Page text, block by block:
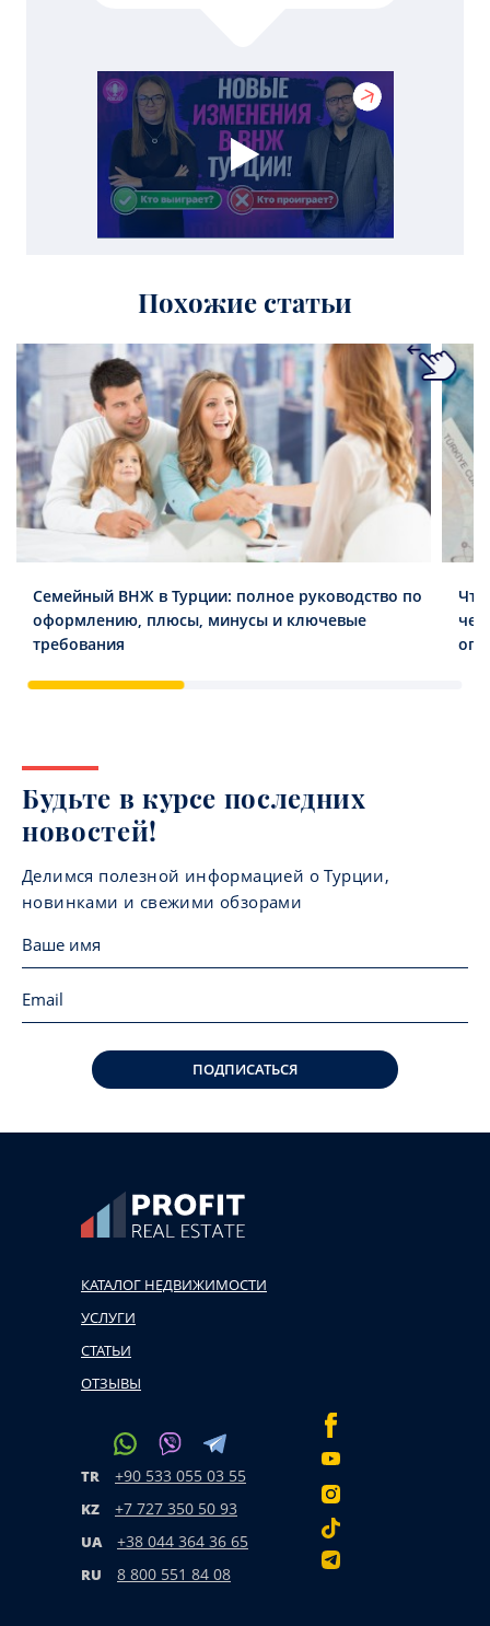
Похожие статьи
Семейный ВНЖ в Турции: полное руководство по
оформлению, плюсы, минусы и ключевые
требования
Что
Будьте в курсе последних
новостей!
Делимся полезной информацией о Турции,
новинками и свежими обзорами
ПОДПИСАТЬСЯ
КАТАЛОГ НЕДВИЖИМОСТИ
УСЛУГИ
СТАТЬИ
ОТЗЫВЫ
TR +90 533 055 03 55
KZ +7 727 350 50 93
UA +38 044 364 36 65
RU 8 800 551 84 08